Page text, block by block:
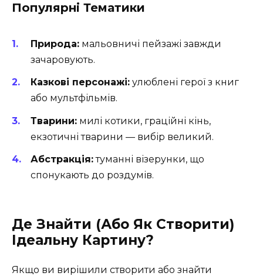
Популярні Тематики
Природа: мальовничі пейзажі завжди
зачаровують.
Казкові персонажі: улюблені герої з книг
або мультфільмів.
Тварини: милі котики, граційні кінь,
екзотичні тварини — вибір великий.
Абстракція:туманні візерунки, що
спонукають до роздумів.
Де Знайти (Або Як Створити)
Ідеальну Картину?
Якщо ви вирішили створити або знайти